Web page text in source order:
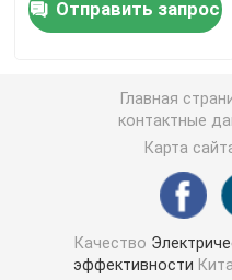
Взрывозащищенные
Электрические
Электрический
Отправить запрос
Главная
контактные
Карта
Качество
эффективности